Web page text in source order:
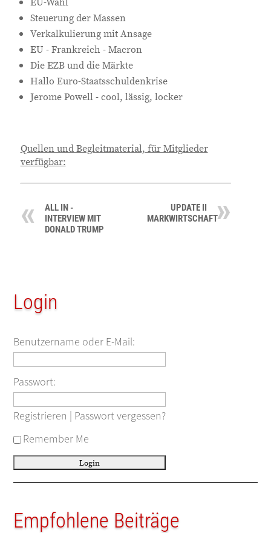
Steuerung der Massen
Verkalkulierung mit Ansage
EU - Frankreich - Macron
Die EZB und die Märkte
Hallo Euro-Staatsschuldenkrise
Jerome Powell - cool, lässig, locker
Quellen und Begleitmaterial, für Mitglieder
verfügbar:
ALL IN -
INTERVIEW MIT
DONALD TRUMP
UPDATE II
MARKWIRTSCHAFT
Login
Benutzername oder E-Mail:
Passwort:
Registrieren | Passwort vergessen?
Remember Me
Empfohlene Beiträge